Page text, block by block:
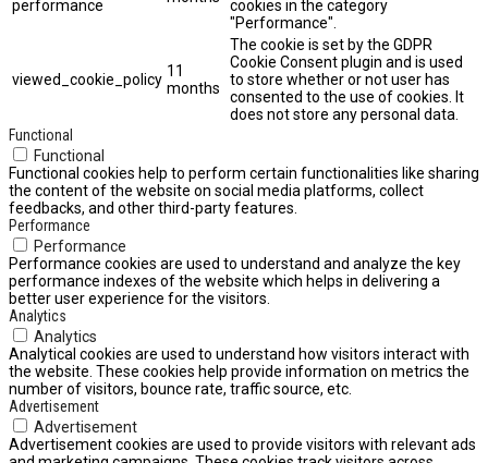
performance
cookies in the category
"Performance".
viewed_cookie_policy 11
months
The cookie is set by the GDPR
Cookie Consent plugin and is used
to store whether or not user has
consented to the use of cookies. It
does not store any personal data.
Functional
Functional
Functional cookies help to perform certain functionalities like sharing
the content of the website on social media platforms, collect
feedbacks, and other third-party features.
Performance
Performance
Performance cookies are used to understand and analyze the key
performance indexes of the website which helps in delivering a
better user experience for the visitors.
Analytics
Analytics
Analytical cookies are used to understand how visitors interact with
the website. These cookies help provide information on metrics the
number of visitors, bounce rate, traffic source, etc.
Advertisement
Advertisement
Advertisement cookies are used to provide visitors with relevant ads